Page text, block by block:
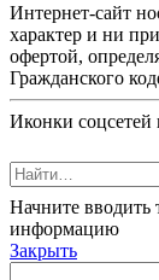
Интернет-сайт
характер и ни
офертой,
Гражданского
Иконки соцсетей
Начните вводить
информацию
Закрыть